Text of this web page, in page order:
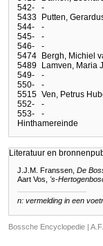
542- -
5433 Putten,
544- -
545- -
546- -
5474 Bergh, Michiel
5489 Lamven, Maria
549- -
550- -
5515 Ven, Petrus
552- -
553- -
Hinthamereinde
Literatuur en
J.J.M. Franssen, De
Aart Vos, 's-
n: vermelding in een
Bossche Encyclopedie |